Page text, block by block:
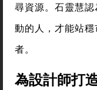
尋資源。石靈慧
動的人，才能站
者。
為設計師打